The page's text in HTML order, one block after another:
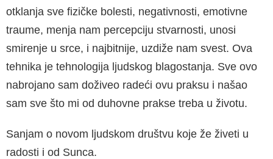
otklanja sve fizičke bolesti, negativnosti, emotivne
traume, menja nam percepciju stvarnosti, unosi
smirenje u srce, i najbitnije, uzdiže nam svest. Ova
tehnika je tehnologija ljudskog blagostanja. Sve ovo
nabrojano sam doživeo radeći ovu praksu i našao
sam sve što mi od duhovne prakse treba u životu.
Sanjam o novom ljudskom društvu koje že živeti u
radosti i od Sunca.